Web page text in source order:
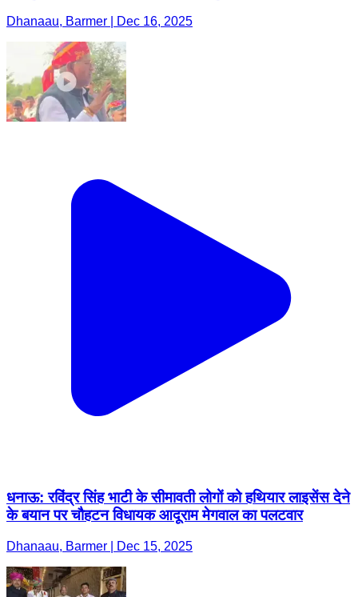
Dhanaau, Barmer | Dec 16, 2025
धनाऊ: रविंद्र सिंह भाटी के सीमावती लोगों को हथियार लाइसेंस देने
के बयान पर चौहटन विधायक आदूराम मेगवाल का पलटवार
Dhanaau, Barmer | Dec 15, 2025